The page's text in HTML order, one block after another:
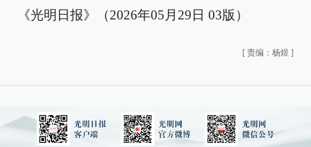
《光明日报》（2026年05月29日 03版）
[ 责编：杨煜 ]